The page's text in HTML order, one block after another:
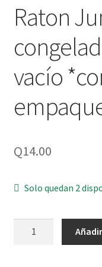
Raton
vacío
Q14.00
Solo quedan 2